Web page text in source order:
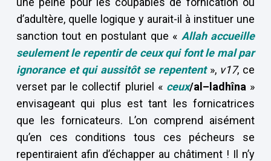
d’adultère, quelle logique y aurait-il à instituer une
sanction tout en postulant que « Allah accueille
seulement le repentir de ceux qui font le mal par
ignorance et qui aussitôt se repentent », v17, ce
verset par le collectif pluriel « ceux/al–ladhîna »
envisageant qui plus est tant les fornicatrices
que les fornicateurs. L’on comprend aisément
qu’en ces conditions tous ces pécheurs se
repentiraient afin d’échapper au châtiment ! Il n’y